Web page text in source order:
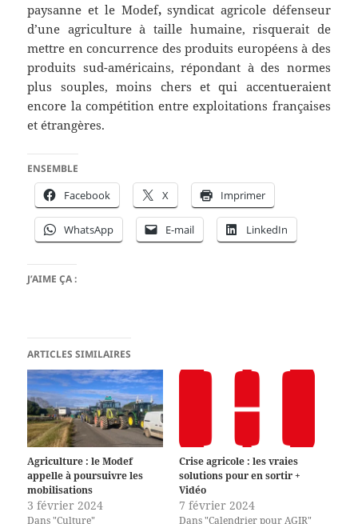
paysanne et le Modef,syndicat agricole défenseur
d’une agriculture à taille humaine, risquerait de
mettre en concurrence des produits européens à des
produits sud-américains, répondant à des normes
plus souples, moins chers et qui accentueraient
encore la compétition entre exploitations françaises
et étrangères.
ENSEMBLE
Facebook X Imprimer
WhatsApp E-mail LinkedIn
J’AIME ÇA :
ARTICLES SIMILAIRES
Agriculture : le Modef
appelle à poursuivre les
mobilisations
3 février 2024
Dans "Culture"
Crise agricole : les vraies
solutions pour en sortir +
Vidéo
7 février 2024
Dans "Calendrier pour AGIR"